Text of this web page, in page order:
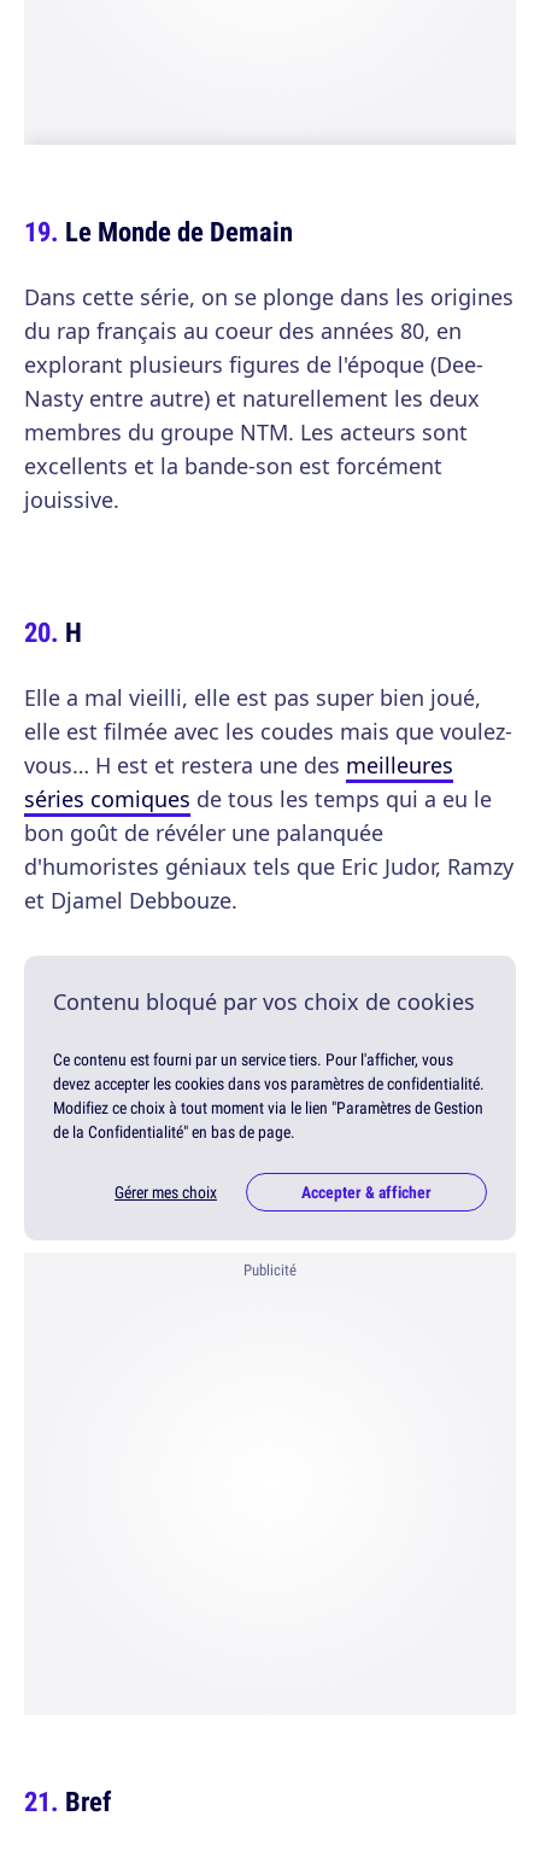
Le Monde de Demain
Dans cette série, on se plonge dans les origines
du rap français au coeur des années 80, en
explorant plusieurs figures de l'époque (Dee-
Nasty entre autre) et naturellement les deux
membres du groupe NTM. Les acteurs sont
excellents et la bande-son est forcément
jouissive.
H
Elle a mal vieilli, elle est pas super bien joué,
elle est filmée avec les coudes mais que voulez-
vous… H est et restera une des meilleures
séries comiques de tous les temps qui a eu le
bon goût de révéler une palanquée
d'humoristes géniaux tels que Eric Judor, Ramzy
et Djamel Debbouze.
Contenu bloqué par vos choix de cookies
Ce contenu est fourni par un service tiers. Pour l'afficher, vous
devez accepter les cookies dans vos paramètres de confidentialité.
Modifiez ce choix à tout moment via le lien "Paramètres de Gestion
de la Confidentialité" en bas de page.
Gérer mes choix Accepter & afficher
Publicité
Bref